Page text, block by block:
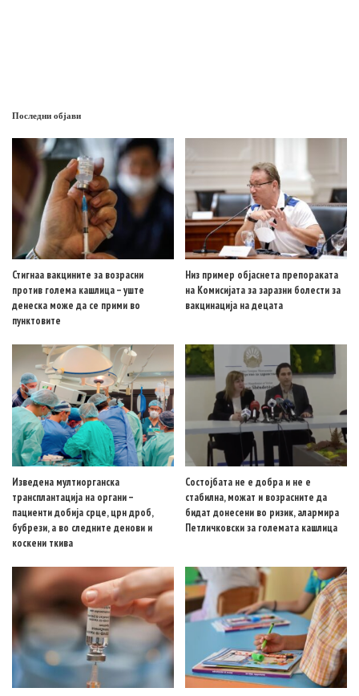
Последни објави
Стигнаа вакцините за возрасни
против голема кашлица – уште
денеска може да се прими во
пунктовите
Низ пример објаснета препораката
на Комисијата за заразни болести за
вакцинација на децата
Изведена мултиорганска
трансплантација на органи –
пациенти добија срце, црн дроб,
бубрези, а во следните денови и
коскени ткива
Состојбата не е добра и не е
стабилна, можат и возрасните да
бидат донесени во ризик, алармира
Петличковски за големата кашлица